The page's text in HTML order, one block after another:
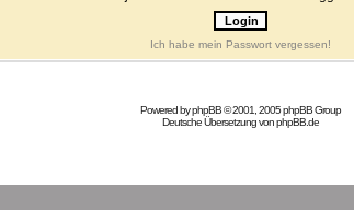
Ich habe mein Passwort vergessen!
Powered byphpBB© 2001, 2005 phpBB Group
Deutsche Übersetzung vonphpBB.de